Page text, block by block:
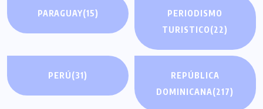
PARAGUAY(15)
PERIODISMO
TURISTICO(22)
PERÚ(31)
REPÚBLICA
DOMINICANA(217)